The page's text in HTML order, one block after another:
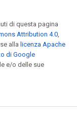
di questa pagina
Attribution 4.0,
alla licenza Apache
di Google
e/o delle sue